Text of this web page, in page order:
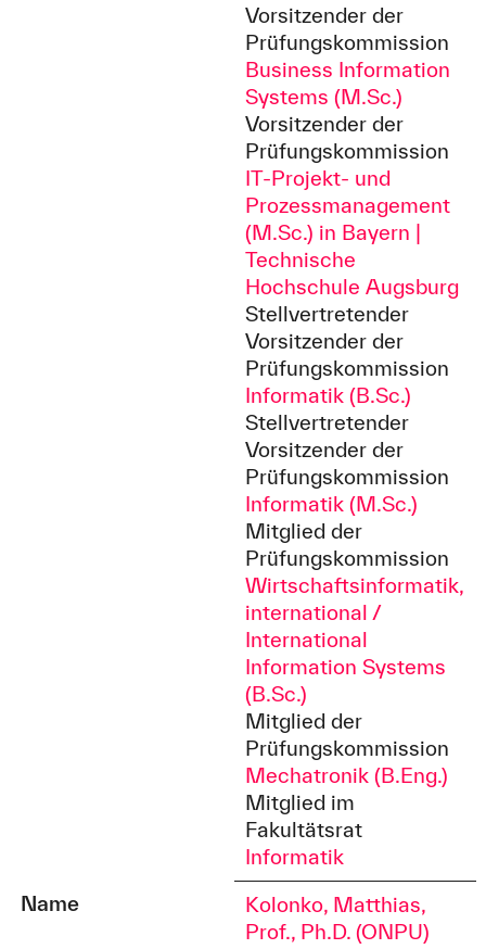
Vorsitzender der
Prüfungskommission
Business Information
Systems (M.Sc.)
Vorsitzender der
Prüfungskommission
IT-Projekt- und
Prozessmanagement
(M.Sc.) in Bayern |
Technische
Hochschule Augsburg
Stellvertretender
Vorsitzender der
Prüfungskommission
Informatik (B.Sc.)
Stellvertretender
Vorsitzender der
Prüfungskommission
Informatik (M.Sc.)
Mitglied der
Prüfungskommission
Wirtschaftsinformatik,
international /
International
Information Systems
(B.Sc.)
Mitglied der
Prüfungskommission
Mechatronik (B.Eng.)
Mitglied im
Fakultätsrat
Informatik
Name
Kolonko, Matthias,
Prof., Ph.D. (ONPU)